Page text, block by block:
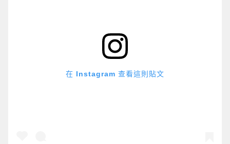
在 Instagram 查看這則貼文